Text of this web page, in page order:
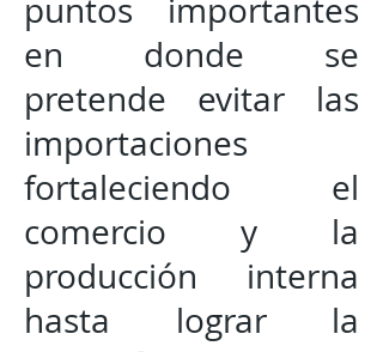
puntos importantes
en donde se
pretende evitar las
importaciones
fortaleciendo el
comercio y la
producción interna
hasta lograr la